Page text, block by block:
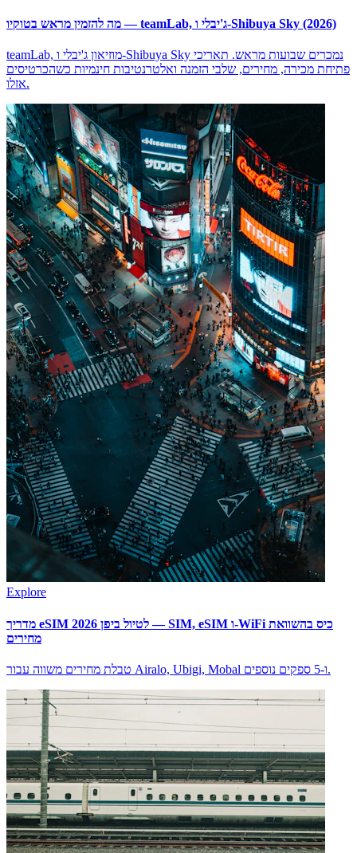
מה להזמין מראש בטוקיו — teamLab, ג'יבלי ו-Shibuya Sky (2026)
teamLab, מוזיאון ג'יבלי ו-Shibuya Sky נמכרים שבועות מראש. תאריכי
פתיחת מכירה, מחירים, שלבי הזמנה ואלטרנטיבות חינמיות כשהכרטיסים
אזלו.
Explore
מדריך eSIM לטיול ביפן 2026 — SIM, eSIM ו-WiFi כיס בהשוואת
מחירים
טבלת מחירים משווה עבור Airalo, Ubigi, Mobal ו-5 ספקים נוספים.